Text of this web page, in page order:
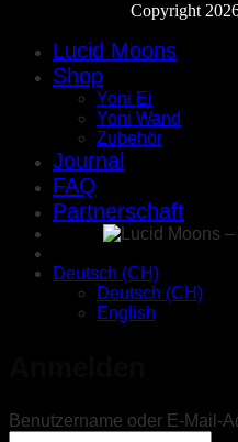
Copyright
Lucid Moons
Shop
Yoni Ei
Yoni Wand
Zubehör
Journal
FAQ
Partnerschaft
Deutsch (CH)
Deutsch (CH)
English
Benutzername oder E-Mail-